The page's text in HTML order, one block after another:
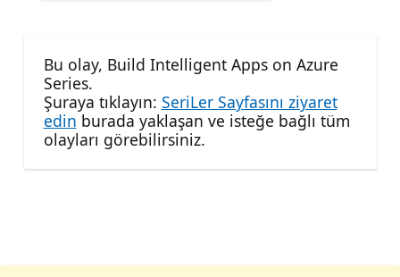
Bu olay, Build Intelligent Apps on Azure
Series.
Şuraya tıklayın: SeriLer Sayfasını ziyaret
edin burada yaklaşan ve isteğe bağlı tüm
olayları görebilirsiniz.